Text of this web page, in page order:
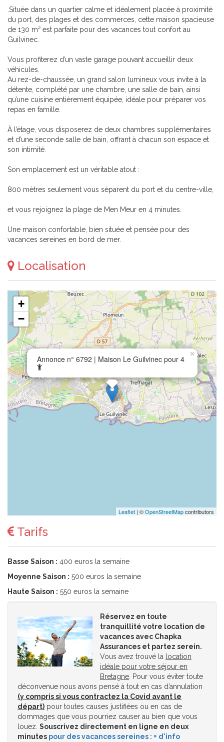
.Située dans un quartier calme et idéalement placée à proximité
du port, des plages et des commerces, cette maison spacieuse
de 130 m² est parfaite pour des vacances tout confort au
Guilvinec.
Vous profiterez d’un vaste garage pouvant accueillir deux
véhicules.
Au rez-de-chaussée, un grand salon lumineux vous invite à la
détente, complété par une chambre, une salle de bain, ainsi
qu’une cuisine entièrement équipée, idéale pour préparer vos
repas en famille.
À l’étage, vous disposerez de deux chambres supplémentaires
et d’une seconde salle de bain, offrant à chacun son espace et
son intimité.
Son emplacement est un véritable atout :
800 mètres seulement vous séparent du port et du centre-ville,
et vous rejoignez la plage de Men Meur en 4 minutes.
Une maison confortable, bien située et pensée pour des
vacances sereines en bord de mer.
Localisation
Annonce n° 6792 | Maison Le Guilvinec pour 4
×
+
−
Leaflet | ©OpenStreetMapcontributors
Tarifs
Basse Saison : 400 euros la semaine
Moyenne Saison : 500 euros la semaine
Haute Saison : 550 euros la semaine
Réservez en toute
tranquillité votre location de
vacances avec Chapka
Assurances et partez serein.
Vous avez trouvé la
location
idéale pour votre séjour en
Bretagne . Pour vous éviter toute
déconvenue nous avons pensé à tout en cas d’annulation
(y compris si vous contractez la Covid avant le
départ) pour toutes causes justifiées ou en cas de
dommages que vous pourriez causer au bien que vous
louez. Souscrivez directement en ligne en deux
minutes pour des vacances sereines : + d'info